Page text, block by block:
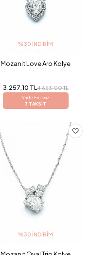
%30 İNDIRIM
Mozanit Love Aro Kolye
3.257,10 TL4.653,00 TL
Vade Farksız
3 TAKSİT
%30 İNDIRIM